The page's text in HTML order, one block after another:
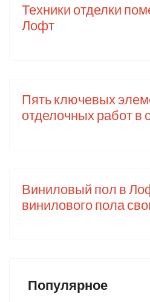
Техники отделки
Лофт
Пять ключевых
отделочных работ в
Виниловый пол в
винилового пола
Популярное